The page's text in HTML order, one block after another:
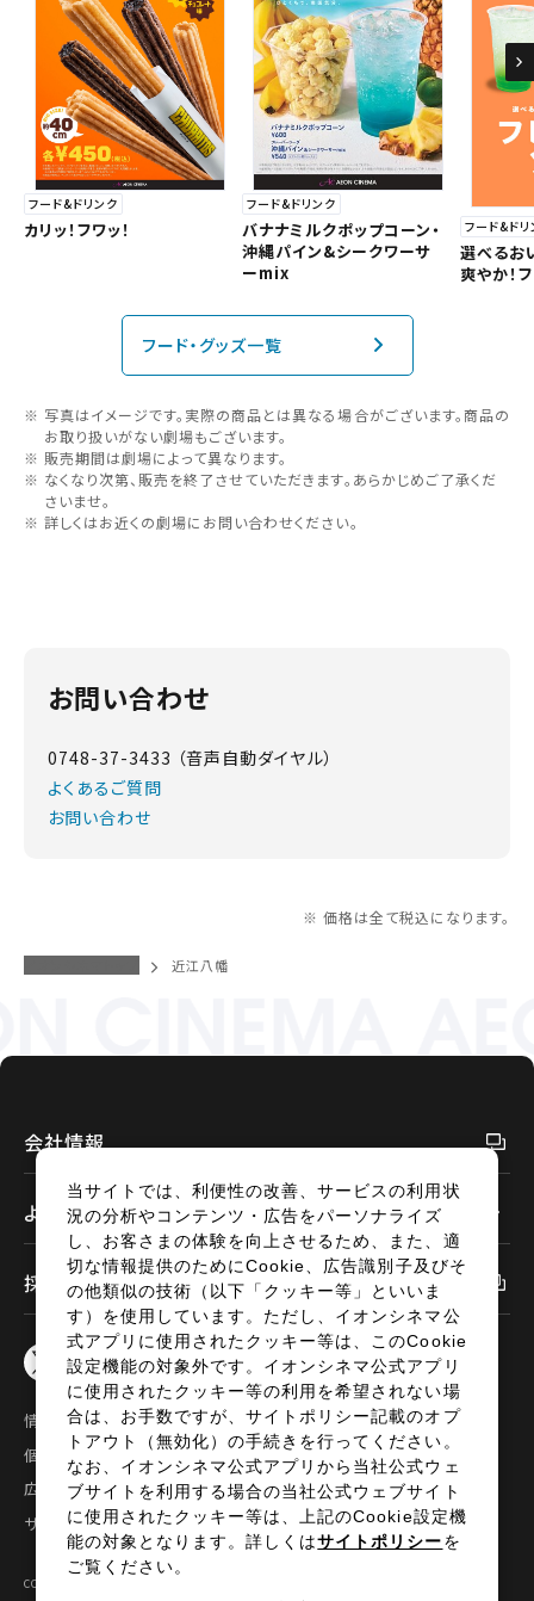
フード&ドリンク
カリッ！フワッ！
フード&ドリンク
バナナミルクポップコーン・
沖縄パイン&シークワーサ
ーmix
フード&ド
選べるお
爽やか！
フード・グッズ一覧
写真はイメージです。実際の商品とは異なる場合がございます。商品の
お取り扱いがない劇場もございます。
販売期間は劇場によって異なります。
なくなり次第、販売を終了させていただきます。あらかじめご了承くだ
さいませ。
詳しくはお近くの劇場にお問い合わせください。
お問い合わせ
0748-37-3433 （音声自動ダイヤル）
よくあるご質問
お問い合わせ
※ 価格は全て税込になります。
近江八幡
会社情報
よくあるご質問
採用情報
情報セキュリティ
サイトポリシー
個人情報の取扱い
お問い合わせ
広告掲載
特定商取引法に基づく表示
サイトマップ
COPYRIGHT©2024 AEON ENTERTAINMENT CO.,LTD ALL RIGHTS RESERVED.
当サイトでは、利便性の改善、サービスの利用状
況の分析やコンテンツ・広告をパーソナライズ
し、お客さまの体験を向上させるため、また、適
切な情報提供のためにCookie、広告識別子及びそ
の他類似の技術（以下「クッキー等」といいま
す）を使用しています。ただし、イオンシネマ公
式アプリに使用されたクッキー等は、このCookie
設定機能の対象外です。イオンシネマ公式アプリ
に使用されたクッキー等の利用を希望されない場
合は、お手数ですが、サイトポリシー記載のオプ
トアウト（無効化）の手続きを行ってください。
なお、イオンシネマ公式アプリから当社公式ウェ
ブサイトを利用する場合の当社公式ウェブサイト
に使用されたクッキー等は、上記のCookie設定機
能の対象となります。詳しくはサイトポリシーを
ご覧ください。